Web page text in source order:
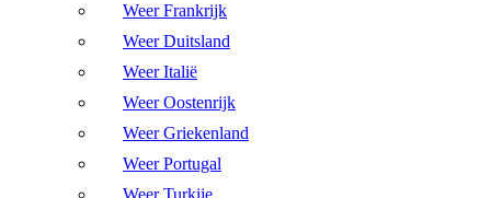
Weer Frankrijk
Weer Duitsland
Weer Italië
Weer Oostenrijk
Weer Griekenland
Weer Portugal
Weer Turkije